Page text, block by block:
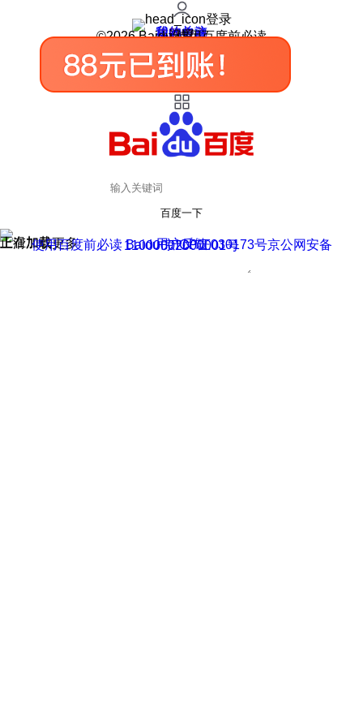
登录
我的关注
我的收藏
皮肤中心
用户反馈
设置
©2026 Baidu 使用百度前必读
百度一下
正在加载
上滑加载更多 用户反馈
使用百度前必读 Baidu 京ICP证030173号
京公网安备11000002000001号